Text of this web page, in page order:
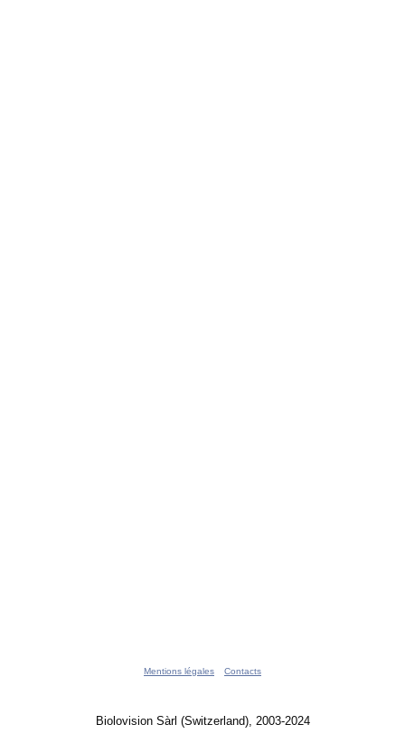
Mentions légales Contacts
Biolovision Sàrl (Switzerland), 2003-2024